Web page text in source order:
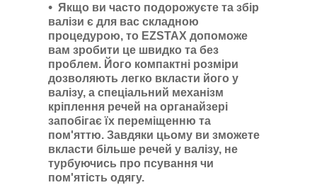
Якщо ви часто подорожуєте та збір
валізи є для вас складною
процедурою, то EZSTAX допоможе
вам зробити це швидко та без
проблем. Його компактні розміри
дозволяють легко вкласти його у
валізу, а спеціальний механізм
кріплення речей на органайзері
запобігає їх переміщенню та
пом'яттю. Завдяки цьому ви зможете
вкласти більше речей у валізу, не
турбуючись про псування чи
пом'ятість одягу.